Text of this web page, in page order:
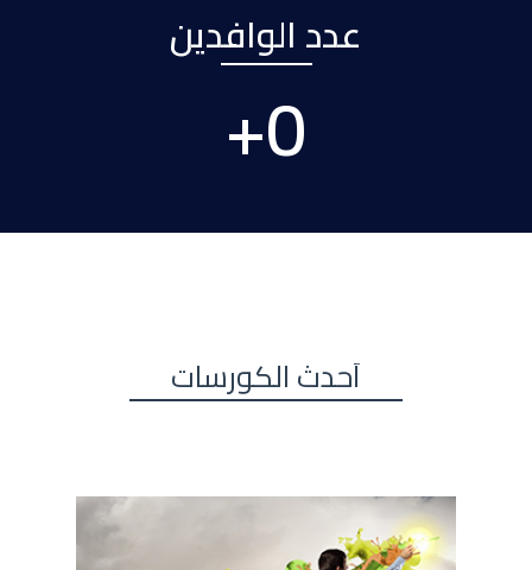
عدد الوافدين
0
+
أحدث الكورسات